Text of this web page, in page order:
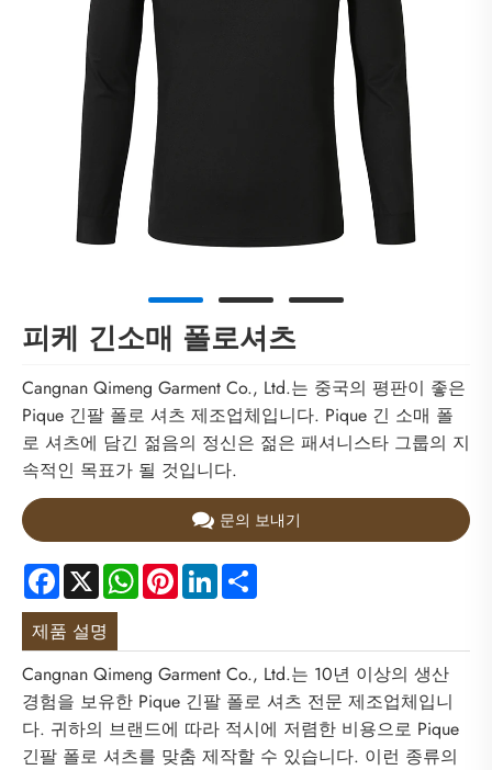
피케 긴소매 폴로셔츠
Cangnan Qimeng Garment Co., Ltd.는 중국의 평판이 좋은
Pique 긴팔 폴로 셔츠 제조업체입니다. Pique 긴 소매 폴
로 셔츠에 담긴 젊음의 정신은 젊은 패셔니스타 그룹의 지
속적인 목표가 될 것입니다.
문의 보내기
Facebook
X WhatsApp
PinterestLinkedIn
제품 설명
Cangnan Qimeng Garment Co., Ltd.는 10년 이상의 생산
경험을 보유한 Pique 긴팔 폴로 셔츠 전문 제조업체입니
다. 귀하의 브랜드에 따라 적시에 저렴한 비용으로 Pique
긴팔 폴로 셔츠를 맞춤 제작할 수 있습니다. 이런 종류의